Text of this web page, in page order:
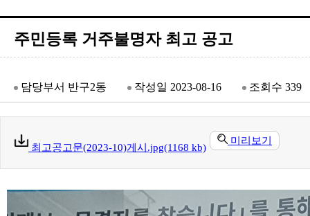
주민등록 거주불명자 최고 공고
담당부서 반구2동 작성일 2023-08-16 조회수 339
최고공고문(2023-10)게시.jpg(1168 kb)
미리보기